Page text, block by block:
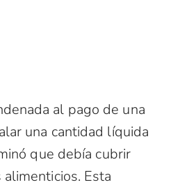
al pago de una
una cantidad líquida
que debía cubrir
Esta